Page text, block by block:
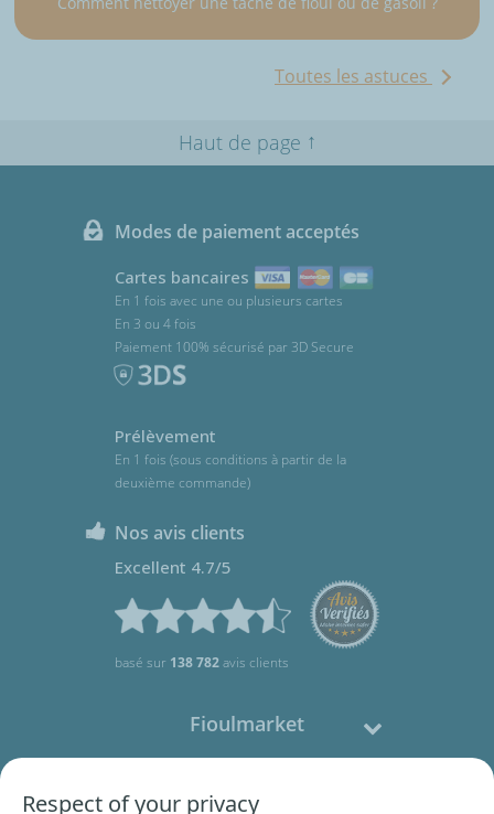
Toutes les astuces
Haut de page ↑
Modes de paiement acceptés
Cartes bancaires
En 1 fois avec une ou plusieurs cartes
En 3 ou 4 fois
Paiement 100% sécurisé par 3D Secure
Prélèvement
En 1 fois (sous conditions à partir de la
deuxième commande)
Nos avis clients
Excellent 4.7/5
basé sur 138 782avis clients
Fioulmarket
Respect of your privacy